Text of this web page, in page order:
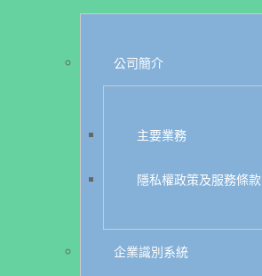
公司簡介
主要業務
隱私權政策及服務條款
企業識別系統